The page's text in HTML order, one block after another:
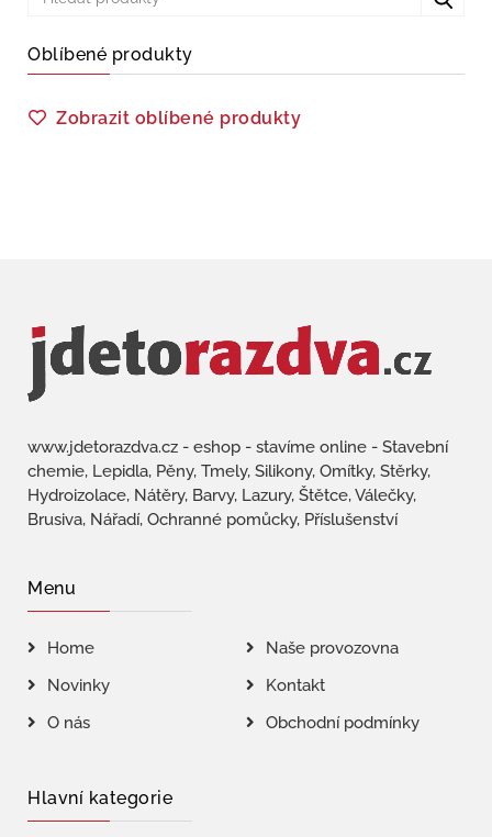
Oblíbené produkty
Zobrazit oblíbené produkty
www.jdetorazdva.cz - eshop - stavíme online - Stavební
chemie, Lepidla, Pěny, Tmely, Silikony, Omítky, Stěrky,
Hydroizolace, Nátěry, Barvy, Lazury, Štětce, Válečky,
Brusiva, Nářadí, Ochranné pomůcky, Příslušenství
Menu
Home
Naše provozovna
Novinky
Kontakt
O nás
Obchodní podmínky
Hlavní kategorie